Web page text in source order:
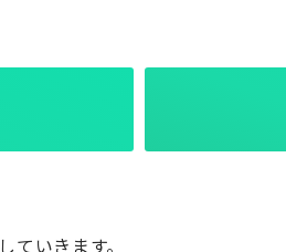
いきます。